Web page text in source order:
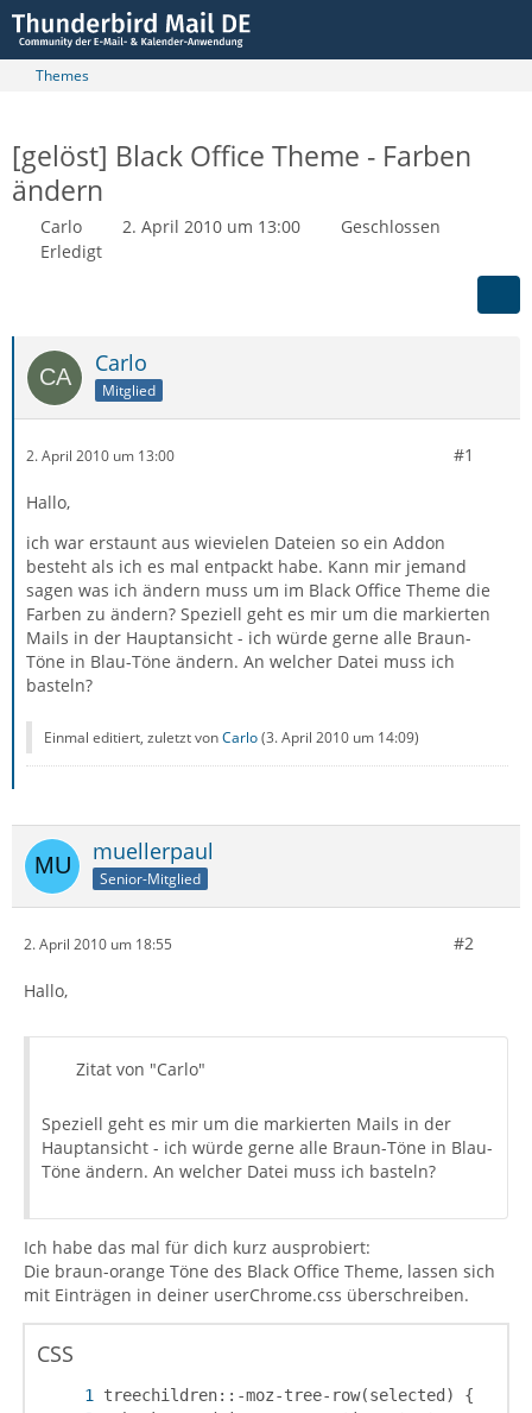
Themes
[gelöst] Black Office Theme - Farben
ändern
Carlo 2. April 2010 um 13:00
Geschlossen
Erledigt
Carlo
Mitglied
2. April 2010 um 13:00 #1
Hallo,
ich war erstaunt aus wievielen Dateien so ein Addon
besteht als ich es mal entpackt habe. Kann mir jemand
sagen was ich ändern muss um im Black Office Theme die
Farben zu ändern? Speziell geht es mir um die markierten
Mails in der Hauptansicht - ich würde gerne alle Braun-
Töne in Blau-Töne ändern. An welcher Datei muss ich
basteln?
Einmal editiert, zuletzt vonCarlo(3. April 2010 um 14:09)
muellerpaul
Senior-Mitglied
2. April 2010 um 18:55 #2
Hallo,
Zitat von "Carlo"
Speziell geht es mir um die markierten Mails in der
Hauptansicht - ich würde gerne alle Braun-Töne in Blau-
Töne ändern. An welcher Datei muss ich basteln?
Ich habe das mal für dich kurz ausprobiert:
Die braun-orange Töne des Black Office Theme, lassen sich
mit Einträgen in deiner userChrome.css überschreiben.
CSS